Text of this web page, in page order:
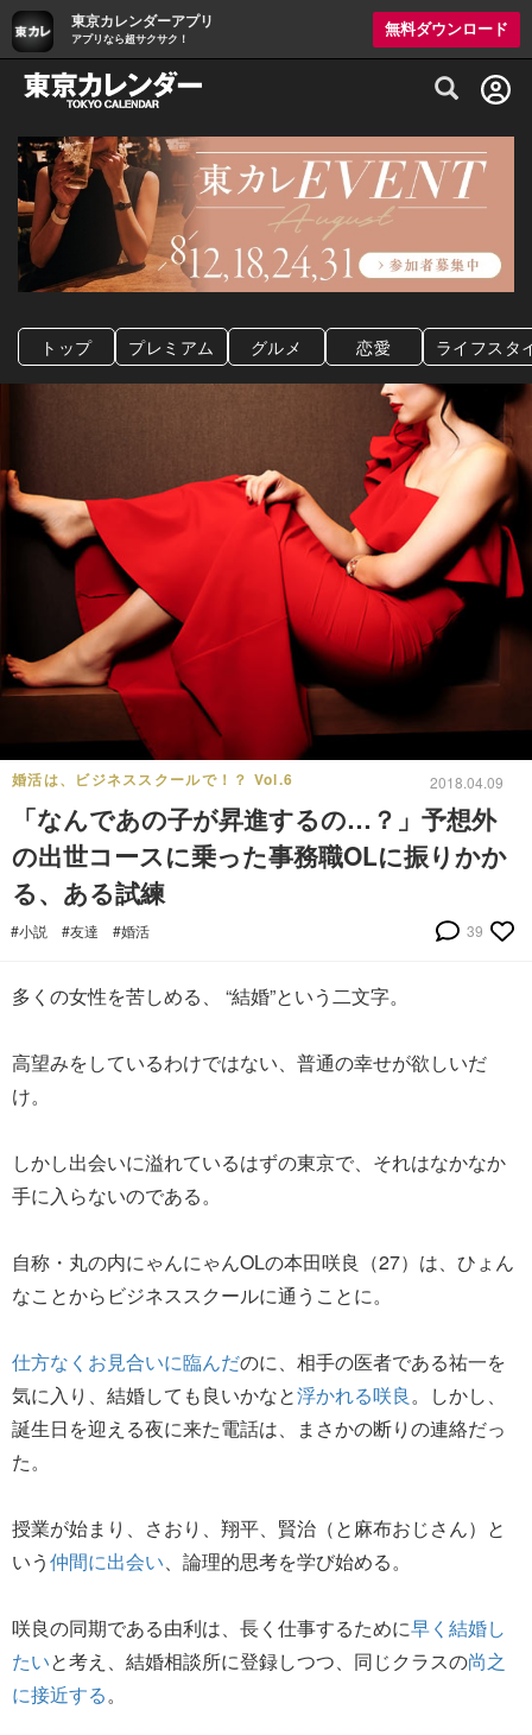
東京カレンダーアプリ
アプリなら超サクサク！
無料ダウンロード
グルメ情報・プレミアムレストラン予約
トップ プレミアム グルメ 恋愛 ライフスタ
婚活は、ビジネススクールで！？ Vol.6 2018.04.09
「なんであの子が昇進するの…？」予想外
の出世コースに乗った事務職OLに振りかか
る、ある試練
#小説 #友達 #婚活 39
多くの女性を苦しめる、 “結婚”という二文字。
高望みをしているわけではない、普通の幸せが欲しいだ
け。
しかし出会いに溢れているはずの東京で、それはなかなか
手に入らないのである。
自称・丸の内にゃんにゃんOLの本田咲良（27）は、ひょん
なことからビジネススクールに通うことに。
仕方なくお見合いに臨んだのに、相手の医者である祐一を
気に入り、結婚しても良いかなと浮かれる咲良 。しかし、
誕生日を迎える夜に来た電話は、まさかの断りの連絡だっ
た。
授業が始まり、さおり、翔平、賢治（と麻布おじさん）と
いう仲間に出会い 、論理的思考を学び始める。
咲良の同期である由利は、長く仕事するために早く結婚し
たいと考え、結婚相談所に登録しつつ、同じクラスの尚之
に接近する。